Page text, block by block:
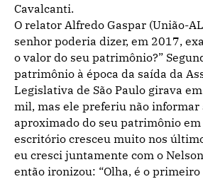
Cavalcanti.
O relator Alfredo Gaspar (União-
senhor poderia dizer, em 2017,
o valor do seu patrimônio?”
patrimônio à época da saída da
Legislativa de São Paulo girava
mil, mas ele preferiu não informar
aproximado do seu patrimônio em
escritório cresceu muito nos
eu cresci juntamente com o
então ironizou: “Olha, é o primeiro